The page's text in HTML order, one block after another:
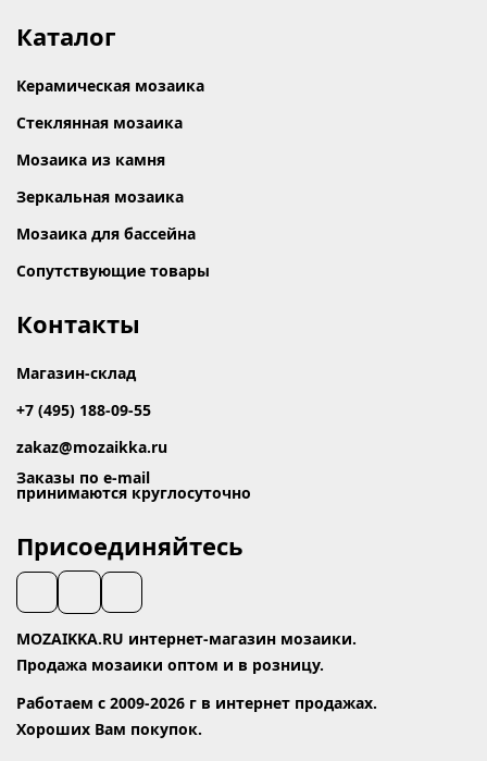
Каталог
Керамическая мозаика
Стеклянная мозаика
Мозаика из камня
Зеркальная мозаика
Мозаика для бассейна
Сопутствующие товары
Контакты
Магазин-склад
+7 (495) 188-09-55
zakaz@mozaikka.ru
Заказы по e-mail
принимаются круглосуточно
Присоединяйтесь
MOZAIKKA.RU интернет-магазин мозаики.
Продажа мозаики оптом и в розницу.
Работаем с 2009-2026 г в интернет продажах.
Хороших Вам покупок.